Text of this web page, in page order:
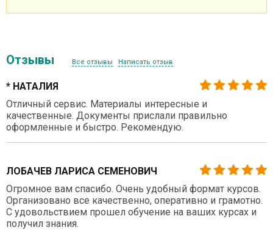
Отзывы Все отзывы Написать отзыв
* НАТАЛИЯ
Отличный сервис. Материалы интересные и
качественные. Документы прислали правильно
оформленные и быстро. Рекомендую.
ЛОБАЧЕВ ЛАРИСА СЕМЕНОВИЧ
Огромное вам спасибо. Очень удобный формат курсов.
Организовано все качественно, оперативно и грамотно.
С удовольствием прошел обучение на ваших курсах и
получил знания.